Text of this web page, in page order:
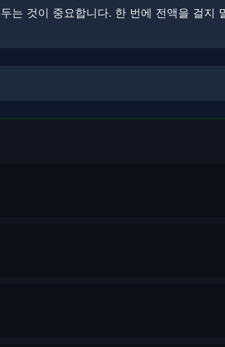
것이 중요합니다. 한 번에 전액을 걸지